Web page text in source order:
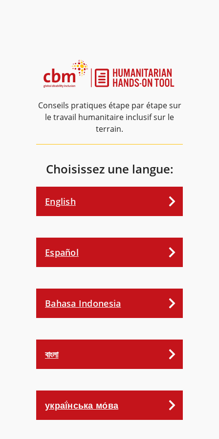
Conseils pratiques étape par étape sur
le travail humanitaire inclusif sur le
terrain.
Choisissez une langue:
English
Español
Bahasa Indonesia
বাংলা
украї́нська мо́ва